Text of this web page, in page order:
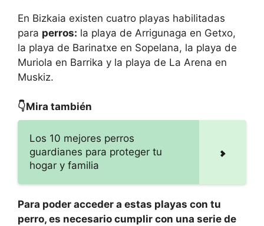
En Bizkaia existen cuatro playas habilitadas
para perros: la playa de Arrigunaga en Getxo,
la playa de Barinatxe en Sopelana, la playa de
Muriola en Barrika y la playa de La Arena en
Muskiz.
👇Mira también
Los 10 mejores perros
guardianes para proteger tu
hogar y familia
Para poder acceder a estas playas con tu
perro, es necesario cumplir con una serie de